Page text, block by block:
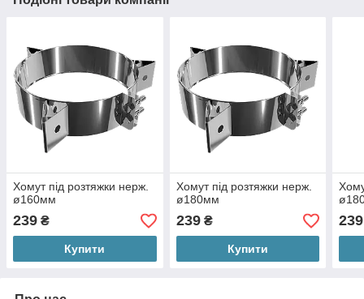
Хомут під розтяжки нерж.
ø160мм
239 ₴
Купити
Хомут під розтяжки нерж.
ø180мм
239₴
Купити
239